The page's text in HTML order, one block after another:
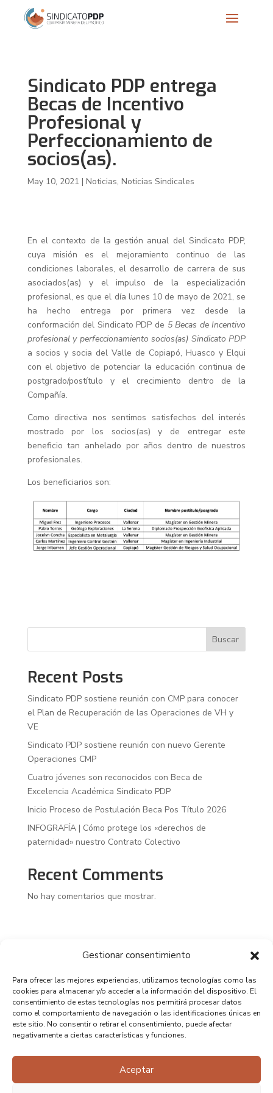
Gestionar consentimiento
Para ofrecer las mejores experiencias, utilizamos tecnologías como las
cookies para almacenar y/o acceder a la información del dispositivo. El
consentimiento de estas tecnologías nos permitirá procesar datos
como el comportamiento de navegación o las identificaciones únicas en
este sitio. No consentir o retirar el consentimiento, puede afectar
negativamente a ciertas características y funciones.
Aceptar
Sindicato PDP entrega
Becas de Incentivo
Profesional y
Perfeccionamiento de
socios(as).
May 10, 2021 | Noticias, Noticias Sindicales
En el contexto de la gestión anual del Sindicato PDP,
cuya misión es el mejoramiento continuo de las
condiciones laborales, el desarrollo de carrera de sus
asociados(as) y el impulso de la especialización
profesional, es que el día lunes 10 de mayo de 2021, se
ha hecho entrega por primera vez desde la
conformación del Sindicato PDP de 5 Becas de Incentivo
profesional y perfeccionamiento socios(as) Sindicato PDP
a socios y socia del Valle de Copiapó, Huasco y Elqui
con el objetivo de potenciar la educación continua de
postgrado/postítulo y el crecimiento dentro de la
Compañía.
Como directiva nos sentimos satisfechos del interés
mostrado por los socios(as) y de entregar este
beneficio tan anhelado por años dentro de nuestros
profesionales.
Los beneficiarios son:
Buscar
Recent Posts
Sindicato PDP sostiene reunión con CMP para conocer
el Plan de Recuperación de las Operaciones de VH y
VE
Sindicato PDP sostiene reunión con nuevo Gerente
Operaciones CMP
Cuatro jóvenes son reconocidos con Beca de
Excelencia Académica Sindicato PDP
Inicio Proceso de Postulación Beca Pos Título 2026
INFOGRAFÍA | Cómo protege los «derechos de
paternidad» nuestro Contrato Colectivo
Recent Comments
No hay comentarios que mostrar.